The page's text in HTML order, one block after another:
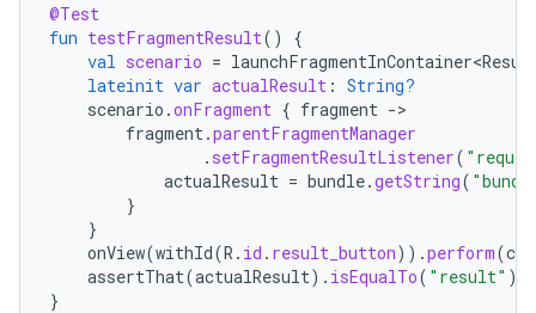
@Test
fun testFragmentResult()
{
val scenario =
lateinit var actualResult : String?
scenario .onFragment { fragment -
fragment.parentFragmentManager
. setFragmentResultListener(
actualResult = bundle.getString(
}
}
onView(withId(R . id . result_button)).perform(
assertThat(actualResult). isEqualTo( "result" )
}